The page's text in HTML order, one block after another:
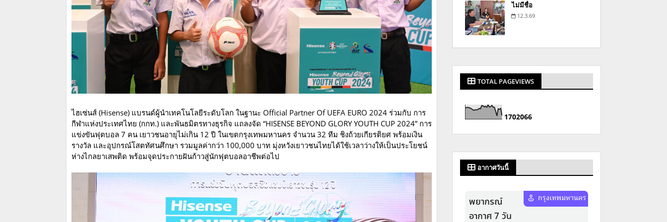
ไฮเซ่นส์ (Hisense) แบรนด์ผู้นำเทคโนโลยีระดับโลก ในฐานะ Official Partner Of UEFA EURO 2024 ร่วมกับ การ
กีฬาแห่งประเทศไทย (กกท.) และพันธมิตรทางธุรกิจ แถลงจัด “HISENSE BEYOND GLORY YOUTH CUP 2024” การ
แข่งขันฟุตบอล 7 คน เยาวชนอายุไม่เกิน 12 ปี ในเขตกรุงเทพมหานคร จำนวน 32 ทีม ชิงถ้วยเกียรติยศ พร้อมเงิน
รางวัล และอุปกรณ์โสตทัศนศึกษา รวมมูลค่ากว่า 100,000 บาท มุ่งหวังเยาวชนไทยได้ใช้เวลาว่างให้เป็นประโยชน์
ห่างไกลยาเสพติด พร้อมจุดประกายฝันก้าวสู่นักฟุตบอลอาชีพต่อไป
ไม่มีชื่อ
12.3.69
TOTAL PAGEVIEWS
1702066
อากาศวันนี้